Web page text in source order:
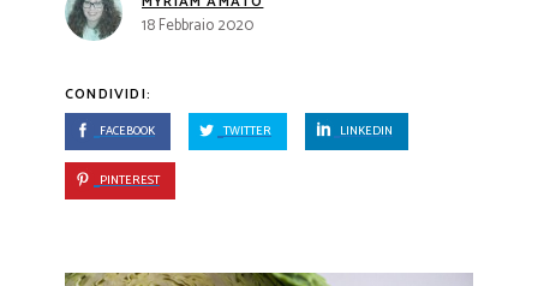
18 Febbraio 2020
CONDIVIDI:
FACEBOOK TWITTER LINKEDIN
PINTEREST